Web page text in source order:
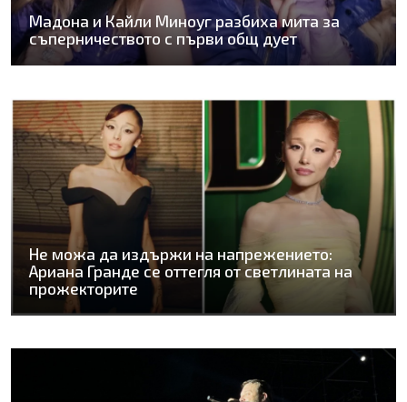
Мадона и Кайли Миноуг разбиха мита за
съперничеството с първи общ дует
Не можа да издържи на напрежението:
Ариана Гранде се оттегля от светлината на
прожекторите